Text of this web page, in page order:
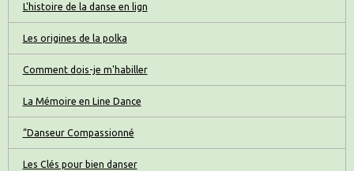
L'histoire de la danse en lign
Les origines de la polka
Comment dois-je m'habiller
La Mémoire en Line Dance
“Danseur Compassionné
Les Clés pour bien danser